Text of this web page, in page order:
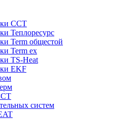
ССТ
Теплоресурс
Term общестой
Term ex
TS-Heat
EKF
систем